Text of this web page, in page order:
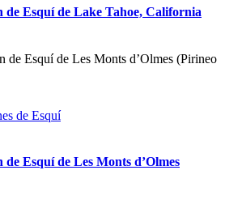
de Esquí de Lake Tahoe, California
de Esquí
Esquí de Les Monts d’Olmes